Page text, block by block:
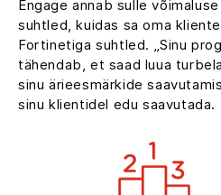
Engage annab sulle
suhtled, kuidas sa oma
Fortinetiga suhtled. „Sinu
tähendab, et saad luua
sinu ärieesmärkide
sinu klientidel edu saavutada.